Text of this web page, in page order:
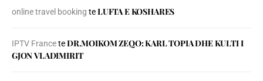
online travel booking teLUFTA E KOSHARES
IPTV FranceteDR.MOIKOM ZEQO: KARL TOPIA DHE KULTI I
GJON VLADIMIRIT